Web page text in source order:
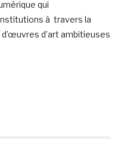
qui
à travers la
d’art ambitieuses